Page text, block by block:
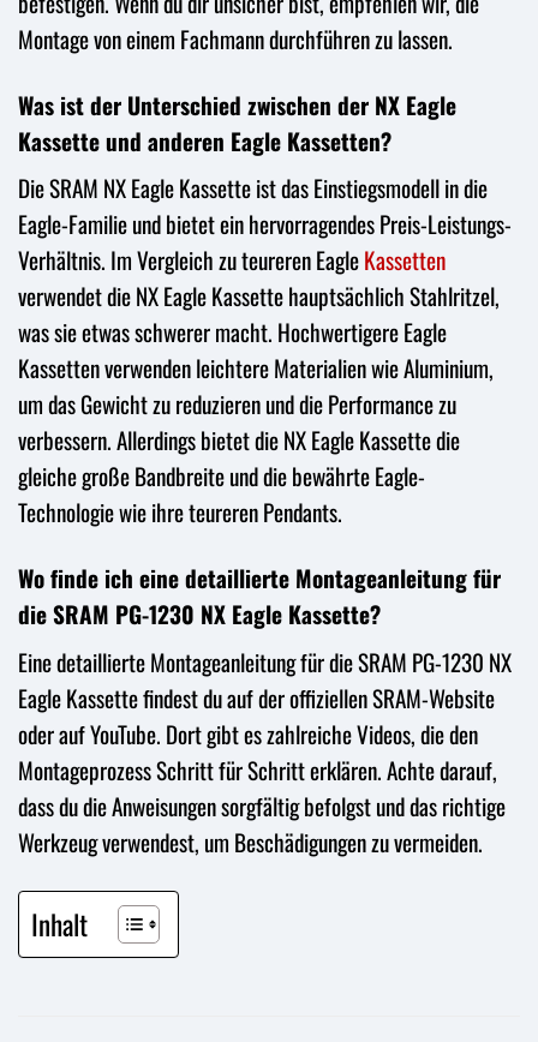
Montage von einem Fachmann durchführen zu lassen.
Was ist der Unterschied zwischen der NX Eagle
Kassette und anderen Eagle Kassetten?
Die SRAM NX Eagle Kassette ist das Einstiegsmodell in die
Eagle-Familie und bietet ein hervorragendes Preis-Leistungs-
Verhältnis. Im Vergleich zu teureren EagleKassetten
verwendet die NX Eagle Kassette hauptsächlich Stahlritzel,
was sie etwas schwerer macht. Hochwertigere Eagle
Kassetten verwenden leichtere Materialien wie Aluminium,
um das Gewicht zu reduzieren und die Performance zu
verbessern. Allerdings bietet die NX Eagle Kassette die
gleiche große Bandbreite und die bewährte Eagle-
Technologie wie ihre teureren Pendants.
Wo finde ich eine detaillierte Montageanleitung für
die SRAM PG-1230 NX Eagle Kassette?
Eine detaillierte Montageanleitung für die SRAM PG-1230 NX
Eagle Kassette findest du auf der offiziellen SRAM-Website
oder auf YouTube. Dort gibt es zahlreiche Videos, die den
Montageprozess Schritt für Schritt erklären. Achte darauf,
dass du die Anweisungen sorgfältig befolgst und das richtige
Werkzeug verwendest, um Beschädigungen zu vermeiden.
Inhalt